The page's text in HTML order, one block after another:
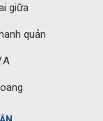
giữa
quản